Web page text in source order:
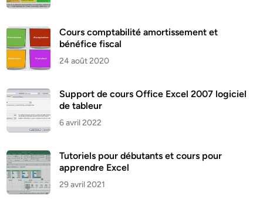
Cours comptabilité amortissement et
bénéfice fiscal
24 août 2020
Support de cours Office Excel 2007 logiciel
de tableur
6 avril 2022
Tutoriels pour débutants et cours pour
apprendre Excel
29 avril 2021